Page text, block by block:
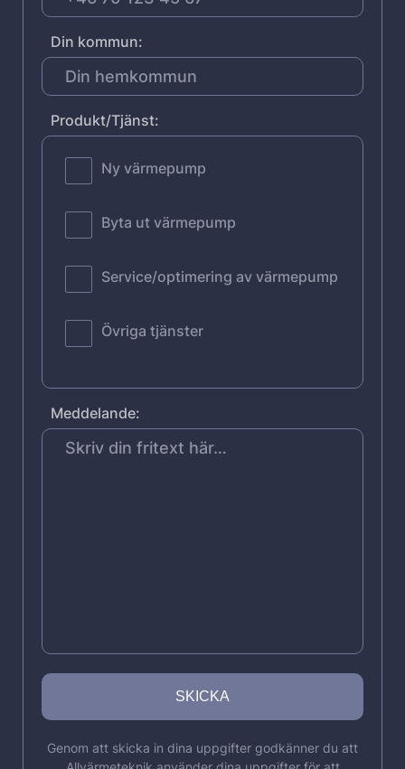
Din kommun:
Produkt/Tjänst:
Ny värmepump
Byta ut värmepump
Service/optimering av värmepump
Övriga tjänster
Meddelande:
Genom att skicka in dina uppgifter godkänner du att